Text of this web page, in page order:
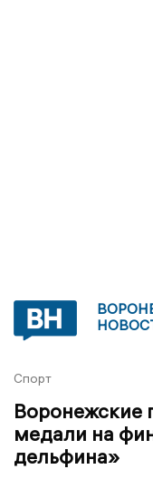
Спорт
Воронежские
медали на
дельфина»